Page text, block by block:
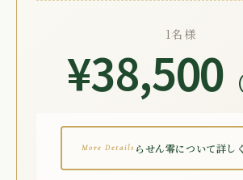
1名様
¥38,500
More Details らせん零について詳し